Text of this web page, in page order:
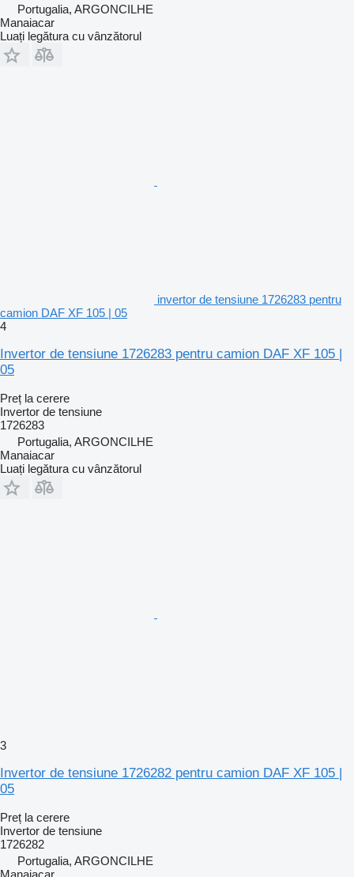
Portugalia, ARGONCILHE
Manaiacar
Luați legătura cu vânzătorul
invertor de tensiune 1726283 pentru
camion DAF XF 105 | 05
4
Invertor de tensiune 1726283 pentru camion DAF XF 105 |
05
Preț la cerere
Invertor de tensiune
1726283
Portugalia, ARGONCILHE
Manaiacar
Luați legătura cu vânzătorul
3
Invertor de tensiune 1726282 pentru camion DAF XF 105 |
05
Preț la cerere
Invertor de tensiune
1726282
Portugalia, ARGONCILHE
Manaiacar